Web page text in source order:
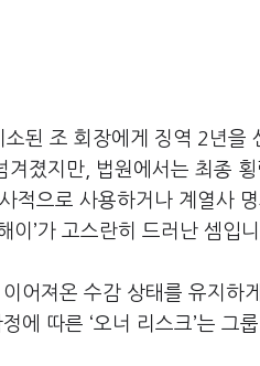
된 조 회장에게 징역 2 년을
겨졌지만 법원에서는 최종
적으로 사용하거나 계열사
이 ’가 고스란히 드러난 셈입
어져온 수감 상태를 유지하
에 따른 ‘오너 리스크’는 그